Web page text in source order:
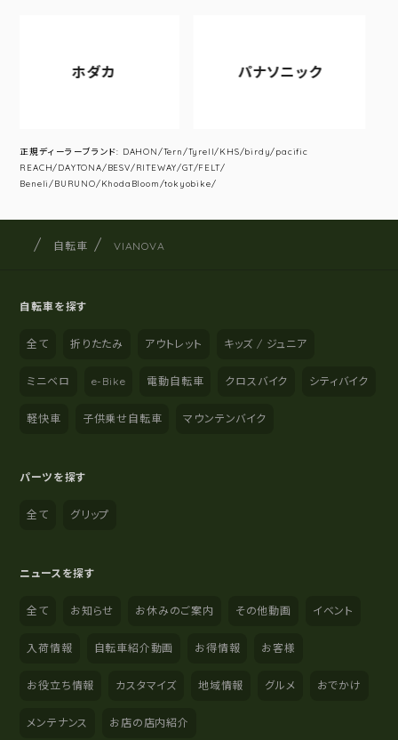
ホダカ パナソニック
正規ディーラーブランド: DAHON/Tern/Tyrell/KHS/birdy/pacific
REACH/DAYTONA/BESV/RITEWAY/GT/FELT/
Beneli/BURUNO/KhodaBloom/tokyobike/
サイト内の現在地
サイクルショップナカゴヤ
自転車 VIANOVA
自転車を探す
全て 折りたたみ アウトレット キッズ / ジュニア
ミニベロ e-Bike 電動自転車 クロスバイク シティバイク
軽快車 子供乗せ自転車 マウンテンバイク
パーツを探す
全て グリップ
ニュースを探す
全て お知らせ お休みのご案内 その他動画 イベント
入荷情報 自転車紹介動画 お得情報 お客様
お役立ち情報 カスタマイズ 地域情報 グルメ おでかけ
メンテナンス お店の店内紹介